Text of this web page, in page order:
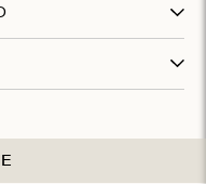
il 20% di sconto sul